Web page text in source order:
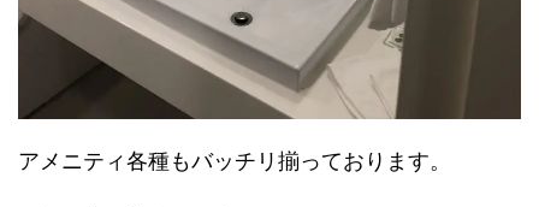
アメニティ各種もバッチリ揃っております。